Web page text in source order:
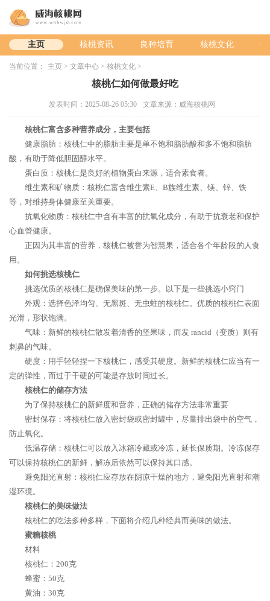
主页 核桃资讯 良种培育 核桃文化
当前位置： 主页 > 文章中心 > 核桃文化 >
核桃仁如何做最好吃
发表时间：2025-08-26 05:30 文章来源：威海核桃网
核桃仁富含多种营养成分，主要包括
健康脂肪：核桃仁中的脂肪主要是单不饱和脂肪酸和多不饱和脂肪
酸，有助于降低胆固醇水平。
蛋白质：核桃仁是良好的植物蛋白来源，适合素食者。
维生素和矿物质：核桃仁富含维生素E、B族维生素、镁、锌、铁
等，对维持身体健康至关重要。
抗氧化物质：核桃仁中含有丰富的抗氧化成分，有助于抗衰老和保护
心血管健康。
正因为其丰富的营养，核桃仁被誉为智慧果，适合各个年龄段的人食
用。
如何挑选核桃仁
挑选优质的核桃仁是确保美味的第一步。以下是一些挑选小窍门
外观：选择色泽均匀、无黑斑、无虫蛀的核桃仁。优质的核桃仁表面
光滑，形状饱满。
气味：新鲜的核桃仁散发着清香的坚果味，而发 rancid（变质）则有
刺鼻的气味。
硬度：用手轻轻捏一下核桃仁，感受其硬度。新鲜的核桃仁应当有一
定的弹性，而过于干硬的可能是存放时间过长。
核桃仁的储存方法
为了保持核桃仁的新鲜度和营养，正确的储存方法非常重要
密封保存：将核桃仁放入密封袋或密封罐中，尽量排出袋中的空气，
防止氧化。
低温存储：核桃仁可以放入冰箱冷藏或冷冻，延长保质期。冷冻保存
可以保持核桃仁的新鲜，解冻后依然可以保持其口感。
避免阳光直射：核桃仁应存放在阴凉干燥的地方，避免阳光直射和潮
湿环境。
核桃仁的美味做法
核桃仁的吃法多种多样，下面将介绍几种经典而美味的做法。
蜜糖核桃
材料
核桃仁：200克
蜂蜜：50克
黄油：30克